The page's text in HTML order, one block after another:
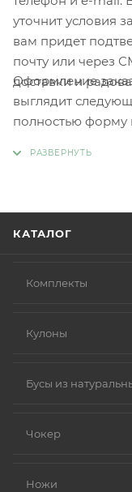
уточнит условия
вам придет
почту или через
доставки и
Оформление
выглядит
полностью форму
КАТАЛОГ
Комплекты
Кулоны
Бусы из
Чокер
Ножи